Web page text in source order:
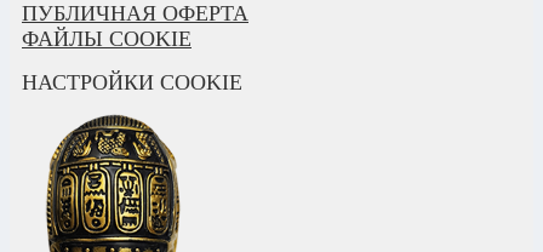
ПУБЛИЧНАЯ ОФЕРТА
ФАЙЛЫ COOKIE
НАСТРОЙКИ COOKIE